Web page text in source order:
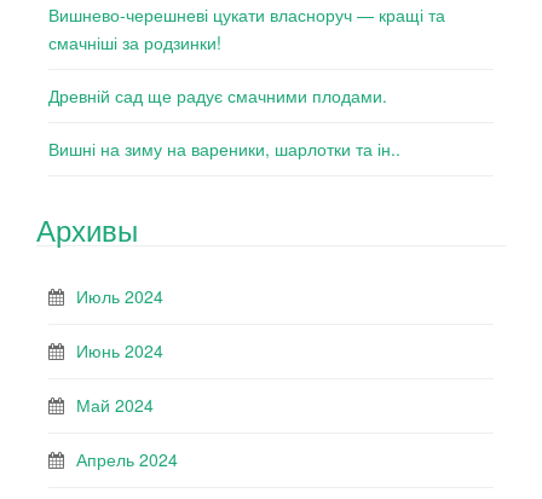
Вишнево-черешневі цукати власноруч — кращі та
смачніші за родзинки!
Древній сад ще радує смачними плодами.
Вишні на зиму на вареники, шарлотки та ін..
Архивы
Июль 2024
Июнь 2024
Май 2024
Апрель 2024